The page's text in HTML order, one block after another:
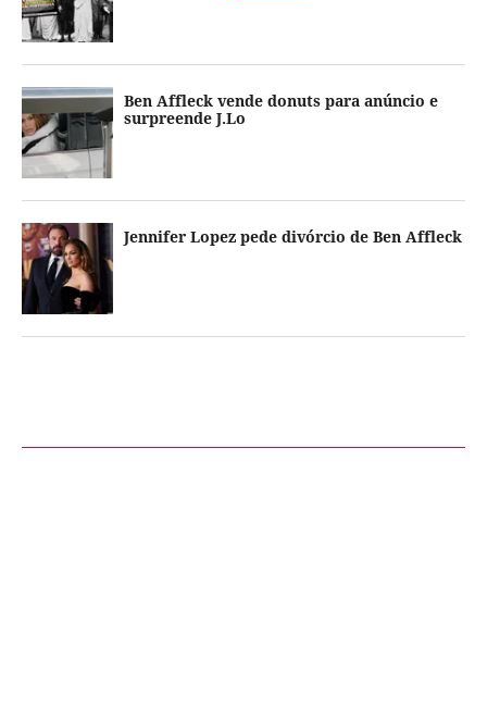
Ben Affleck vende donuts para anúncio e
surpreende J.Lo
Jennifer Lopez pede divórcio de Ben Affleck